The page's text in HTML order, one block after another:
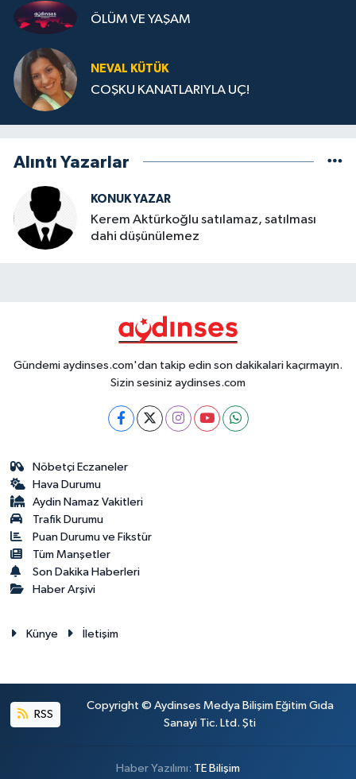
ÖLÜM VE YAŞAM
NEVAL KÜTÜK
COŞKU KANATLARIYLA UÇ!
Alıntı Yazarlar
KONUK YAZAR
Kerem Aktürkoğlu satılamaz, satılması
dahi düşünülemez
Gündemi aydinses.com'dan takip edin son dakikalari kaçırmayın.
Sizin sesiniz aydinses.com
Nöbetçi Eczaneler
Hava Durumu
Aydin Namaz Vakitleri
Trafik Durumu
Puan Durumu ve Fikstür
Tüm Manşetler
Son Dakika Haberleri
Haber Arşivi
Künye İletişim
RSS
Copyright © Aydinses Medya Bilişim Eğitim Gıda
Sanayi Tic. Ltd. Şti
Haber Yazılımı: TE Bilişim